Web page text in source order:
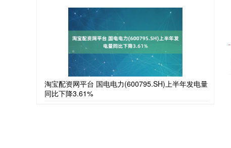
淘宝配资网平台 国电电力(600795.SH)上半年发电量
同比下降3.61%